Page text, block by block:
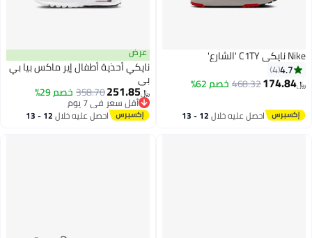
Nike نايكي C1TY 'الشارع'
4.7
4
﷼‏174.84
468.32خصم 62%
احصل عليه خلال 12 - 13
4
عرض
نايكي أحذية أطفال إير ماكس بيا بي
بي
﷼‏251.85
358.70خصم 29%
أقل سعر في 7 يوم
أقل سعر في 7 يوماحصل عليه خلال 12 - 13